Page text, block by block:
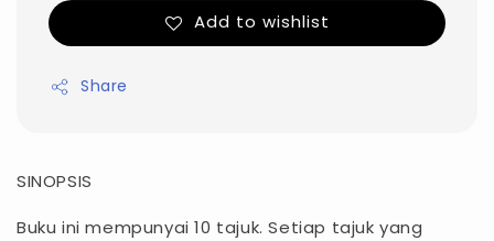
Add to wishlist
Share
SINOPSIS
Buku ini mempunyai 10 tajuk. Setiap tajuk yang